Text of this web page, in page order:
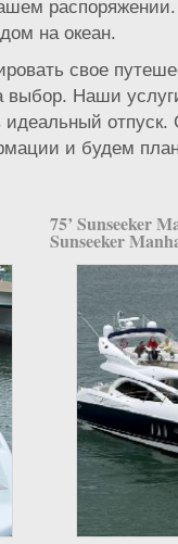
на океан.
свое
выбор. Наши
и будем
75’ Sunseeker
Sunseeker